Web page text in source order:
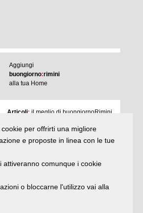
Aggiungi
buongiorno:rimini
alla tua Home
Articoli: il meglio di buongiornoRimini
Agenda
gli appuntamenti del giorno
Argomenti:la storia delle notizie
quasi un rotocalco
per offrirti una migliore
e proposte in linea con le tue
attiveranno comunque i cookie
o bloccarne l'utilizzo vai alla